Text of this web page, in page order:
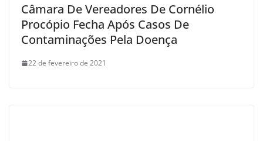
Câmara De Vereadores De Cornélio
Procópio Fecha Após Casos De
Contaminações Pela Doença
22 de fevereiro de 2021